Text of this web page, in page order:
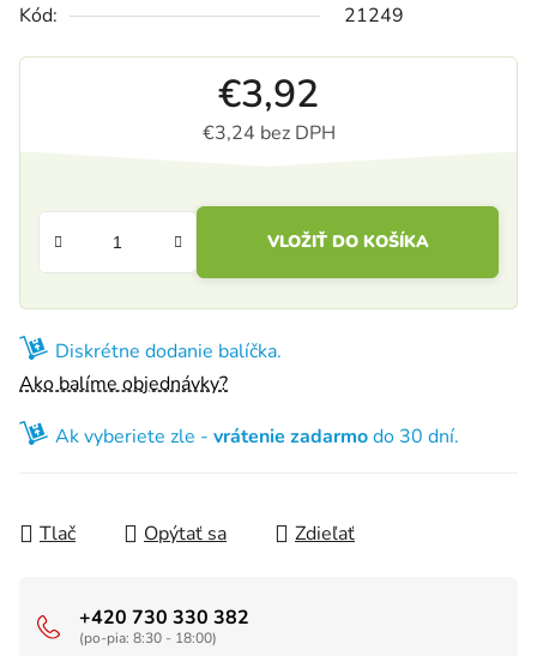
Kód:
21249
€3,92
€3,24 bez DPH
VLOŽIŤ DO KOŠÍKA
Diskrétne dodanie balíčka.
Ako balíme objednávky?
Ak vyberiete zle - vrátenie zadarmodo 30 dní.
Tlač Opýtať sa Zdieľať
+420 730 330 382
(po-pia: 8:30 - 18:00)